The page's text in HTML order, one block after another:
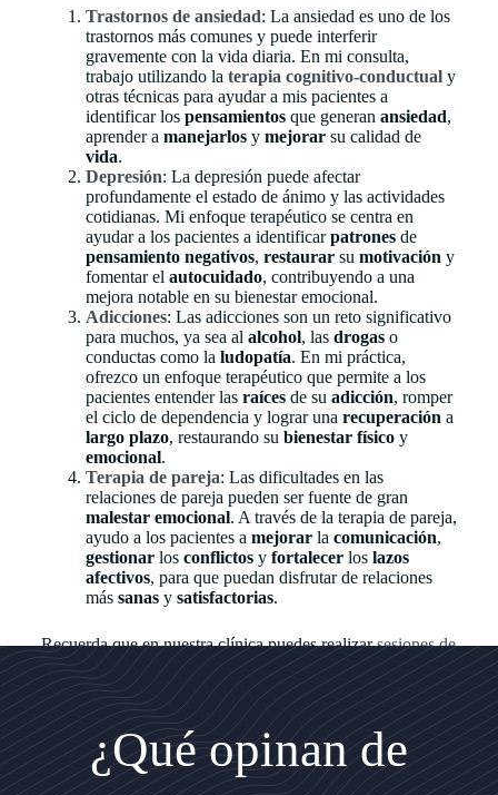
Trastornos de ansiedad: La ansiedad es uno de los
trastornos más comunes y puede interferir
gravemente con la vida diaria. En mi consulta,
trabajo utilizando la terapia cognitivo-conductualy
otras técnicas para ayudar a mis pacientes a
identificar los pensamientos que generan ansiedad,
aprender a manejarlos y mejorar su calidad de
vida.
Depresión: La depresión puede afectar
profundamente el estado de ánimo y las actividades
cotidianas. Mi enfoque terapéutico se centra en
ayudar a los pacientes a identificarpatrones de
pensamiento negativos, restaurar su motivación y
fomentar el autocuidado, contribuyendo a una
mejora notable en su bienestar emocional.
Adicciones: Las adicciones son un reto significativo
para muchos, ya sea al alcohol, las drogas o
conductas como la ludopatía. En mi práctica,
ofrezco un enfoque terapéutico que permite a los
pacientes entender las raíces de su adicción, romper
el ciclo de dependencia y lograr una recuperación a
largo plazo, restaurando su bienestar físico y
emocional.
Terapia de pareja: Las dificultades en las
relaciones de pareja pueden ser fuente de gran
malestar emocional. A través de la terapia de pareja,
ayudo a los pacientes a mejorarla comunicación,
gestionar los conflictos y fortalecer loslazos
afectivos, para que puedan disfrutar de relaciones
más sanas y satisfactorias.
Recuerda que en nuestra clínica puedes realizarsesiones de
¿Qué opinan de